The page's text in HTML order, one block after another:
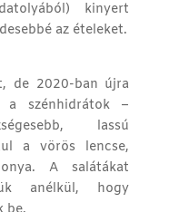
kinyert
az ételeket.
de 2020-ban újra
a szénhidrátok –
lassú
a vörös lencse,
A salátákat
anélkül, hogy